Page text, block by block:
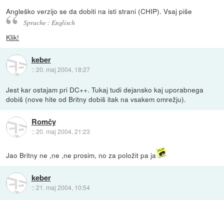
Angleško verzijo se da dobiti na isti strani (CHIP). Vsaj piše
Sprache : Englisch
Klik!
keber
::20. maj 2004, 18:27
Jest kar ostajam pri DC++. Tukaj tudi dejansko kaj uporabnega
dobiš (nove hite od Britny dobiš itak na vsakem omrežju).
Romčy
::20. maj 2004, 21:23
Jao Britny ne ,ne ,ne prosim, no za položit pa ja
keber
::21. maj 2004, 10:54